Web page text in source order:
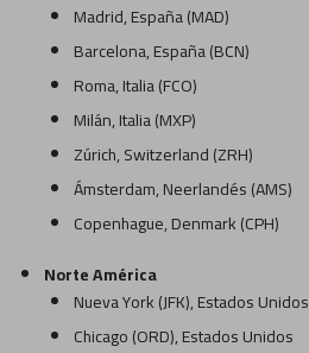
Madrid, España (MAD)
Barcelona, España (BCN)
Roma, Italia (FCO)
Milán, Italia (MXP)
Zúrich, Switzerland (ZRH)
Ámsterdam, Neerlandés (AMS)
Copenhague, Denmark (CPH)
Norte América
Nueva York (JFK), Estados Unidos
Chicago (ORD), Estados Unidos